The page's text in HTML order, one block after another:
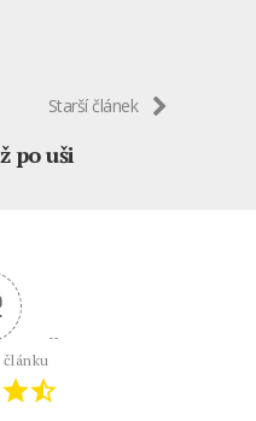
Starší článek
po uši